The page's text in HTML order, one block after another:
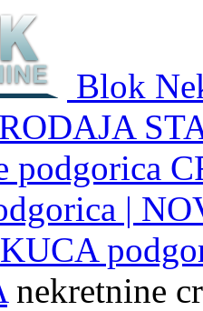
Blok
podgorica
|
nekretnine